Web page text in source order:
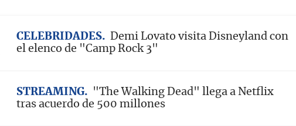
CELEBRIDADES
Demi Lovato visita Disneyland con
el elenco de "Camp Rock 3"
STREAMING
"The Walking Dead" llega a Netflix
tras acuerdo de 500 millones